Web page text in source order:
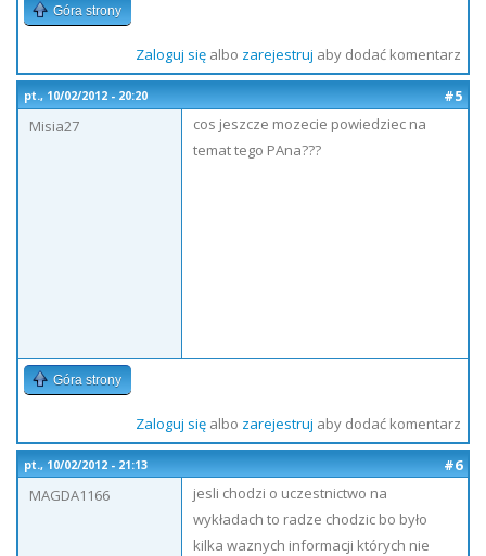
Góra strony
Zaloguj sięalbo zarejestruj aby dodać komentarz
pt., 10/02/2012 - 20:20
#5
Misia27
cos jeszcze mozecie powiedziec na
temat tego PAna???
Góra strony
Zaloguj sięalbo zarejestruj aby dodać komentarz
pt., 10/02/2012 - 21:13
#6
MAGDA1166
jesli chodzi o uczestnictwo na
wykładach to radze chodzic bo było
kilka waznych informacji których nie